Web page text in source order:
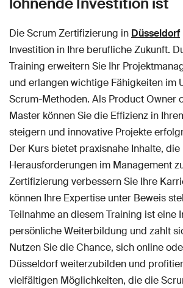
Die Scrum Zertifizierung in Düsseldorf
Investition in Ihre berufliche Zukunft.
Training erweitern Sie Ihr
und erlangen wichtige Fähigkeiten im
Scrum-Methoden. Als Product Owner
Master können Sie die Effizienz in
steigern und innovative Projekte
Der Kurs bietet praxisnahe Inhalte, die
Herausforderungen im Management
Zertifizierung verbessern Sie Ihre
können Ihre Expertise unter Beweis
Teilnahme an diesem Training ist eine
persönliche Weiterbildung und zahlt
Nutzen Sie die Chance, sich online
Düsseldorf weiterzubilden und
vielfältigen Möglichkeiten, die die